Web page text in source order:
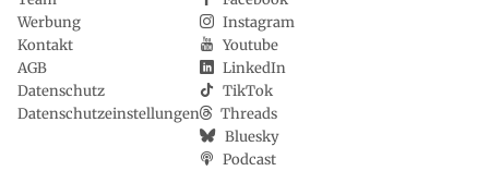
Werbung
Kontakt
AGB
Datenschutz
Datenschutzeinstellungen
Instagram
Youtube
LinkedIn
TikTok
Threads
Bluesky
Podcast